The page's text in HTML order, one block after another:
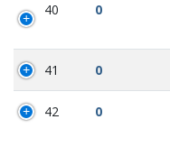
40 0
41 0
42 0